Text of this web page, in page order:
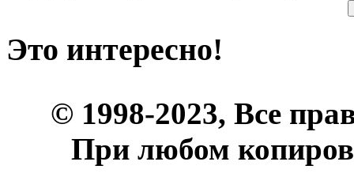
Это интересно!
© 1998-2023, Все
При любом